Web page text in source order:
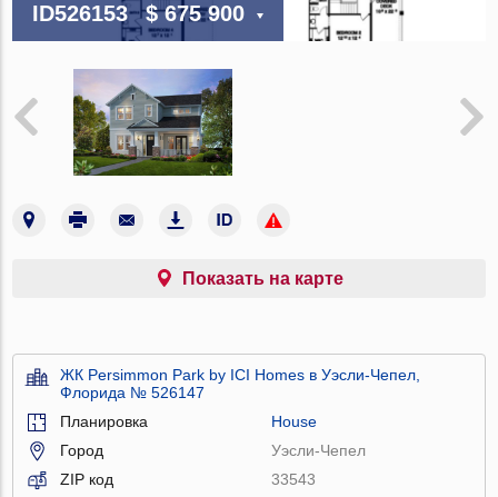
ID526153 $ 675 900
Показать на карте
ЖК Persimmon Park by ICI Homes в Уэсли-Чепел,
Флорида № 526147
Планировка
House
Город
Уэсли-Чепел
ZIP код
33543